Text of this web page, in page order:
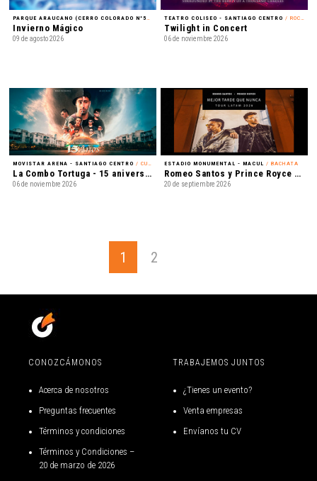
PARQUE ARAUCANO (CERRO COLORADO N°5435) - LAS CONDES / FAMILIA
Invierno Mágico
09 de agosto 2026
TEATRO COLISEO - SANTIAGO CENTRO / ROCK ALTERNATIVO
Twilight in Concert
06 de noviembre 2026
MOVISTAR ARENA - SANTIAGO CENTRO / CUMBIA
La Combo Tortuga - 15 aniversario
06 de noviembre 2026
ESTADIO MONUMENTAL - MACUL / BACHATA
Romeo Santos y Prince Royce - Mejor Tarde que Nunca
20 de septiembre 2026
1 2
CONOZCÁMONOS
Acerca de nosotros
Preguntas frecuentes
Términos y condiciones
Términos y Condiciones –
20 de marzo de 2026
TRABAJEMOS JUNTOS
¿Tienes un evento?
Venta empresas
Envíanos tu CV